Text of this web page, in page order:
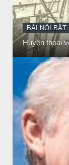
CHUYỆN Ý
NGƯỜI